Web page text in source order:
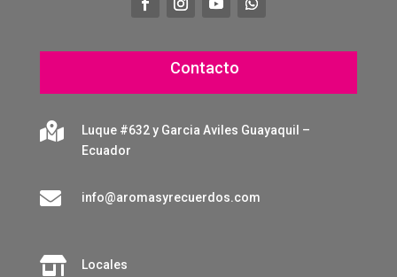
Contacto

Luque #632 y Garcia Aviles Guayaquil –
Ecuador
 info@aromasyrecuerdos.com
 Locales